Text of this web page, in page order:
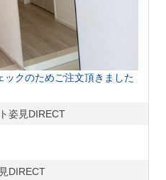
ックのためご注文頂きました
姿見DIRECT
DIRECT